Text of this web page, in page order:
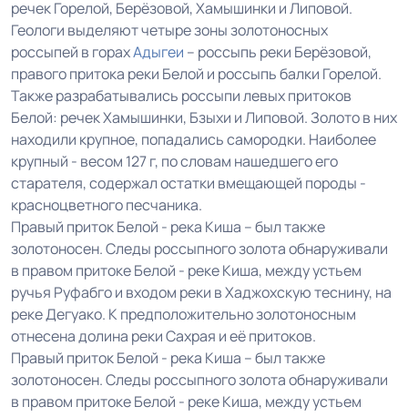
речек Горелой, Берёзовой, Хамышинки и Липовой.
Геологи выделяют четыре зоны золотоносных
россыпей в горахАдыгеи – россыпь реки Берёзовой,
правого притока реки Белой и россыпь балки Горелой.
Также разрабатывались россыпи левых притоков
Белой: речек Хамышинки, Бзыхи и Липовой. Золото в них
находили крупное, попадались самородки. Наиболее
крупный - весом 127 г, по словам нашедшего его
старателя, содержал остатки вмещающей породы -
красноцветного песчаника.
Правый приток Белой - река Киша – был также
золотоносен. Следы россыпного золота обнаруживали
в правом притоке Белой - реке Киша, между устьем
ручья Руфабго и входом реки в Хаджохскую теснину, на
реке Дегуако. К предположительно золотоносным
отнесена долина реки Сахрая и её притоков.
Правый приток Белой - река Киша – был также
золотоносен. Следы россыпного золота обнаруживали
в правом притоке Белой - реке Киша, между устьем